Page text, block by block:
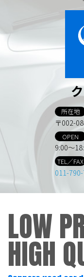
所在地
〒002-
OPEN
9:00～
TEL／FAX
011-
LOW
HIGH